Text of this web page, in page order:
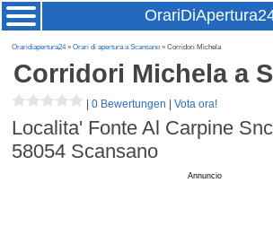
Oraridiapertura24»Orari di apertura a Scansano » Corridori Michela
Corridori Michelaa
|0 Bewertungen |Vota ora!
Localita' Fonte Al Carpine Snc
58054 Scansano
Annuncio